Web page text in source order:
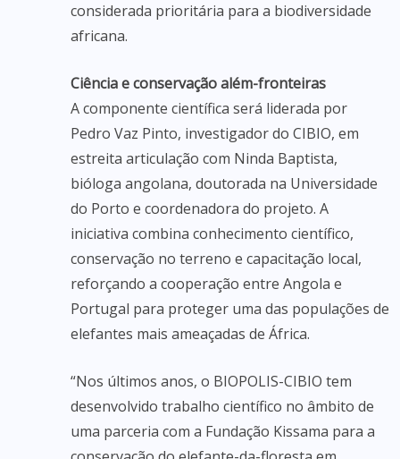
considerada prioritária para a biodiversidade
africana.
Ciência e conservação além-fronteiras
A componente científica será liderada por
Pedro Vaz Pinto, investigador do CIBIO, em
estreita articulação com Ninda Baptista,
bióloga angolana, doutorada na Universidade
do Porto e coordenadora do projeto. A
iniciativa combina conhecimento científico,
conservação no terreno e capacitação local,
reforçando a cooperação entre Angola e
Portugal para proteger uma das populações de
elefantes mais ameaçadas de África.
“Nos últimos anos, o BIOPOLIS-CIBIO tem
desenvolvido trabalho científico no âmbito de
uma parceria com a Fundação Kissama para a